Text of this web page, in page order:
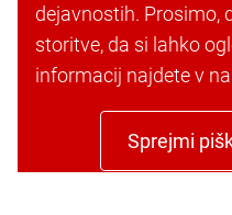
dejavnostih. Prosimo,
storitve, da si lahko
informacij najdete v
Sprejmi